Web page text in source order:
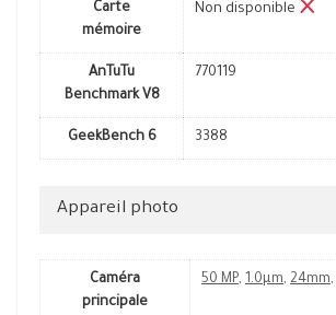
Carte
mémoire
Non disponible
AnTuTu
Benchmark V8
770119
GeekBench 6 3388
Appareil photo
Caméra
principale
50 MP, 1.0µm, 24mm,